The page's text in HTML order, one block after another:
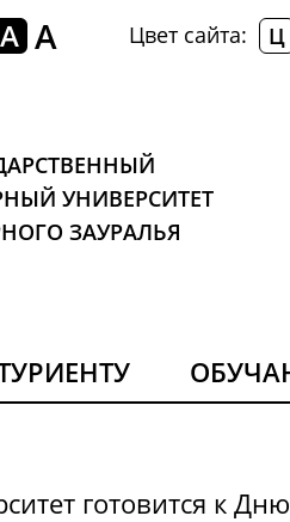
A A Цвет сайта: Ц
УНИВЕРСИТЕТ
ЗАУРАЛЬЯ
готовится к